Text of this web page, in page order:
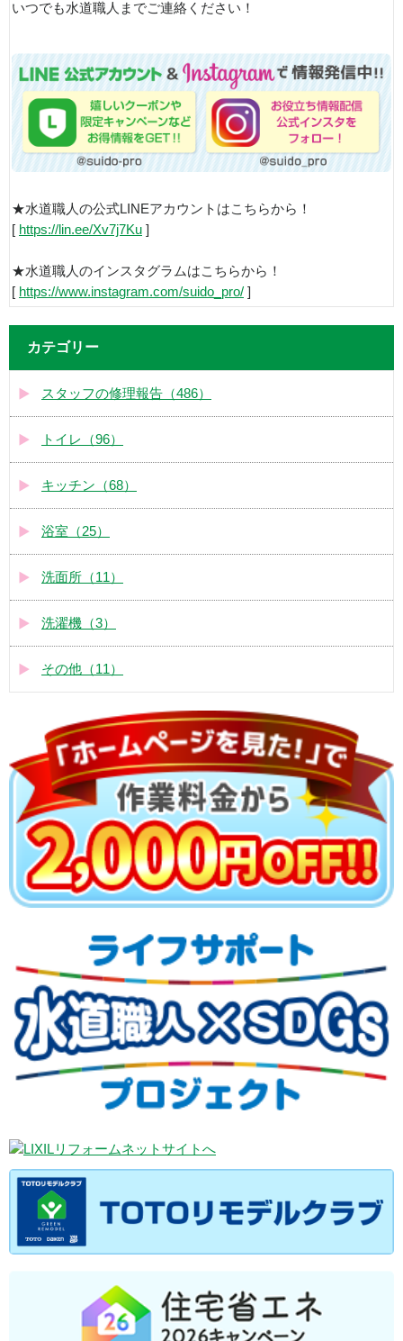
いつでも水道職人までご連絡ください！
★水道職人の公式LINEアカウントはこちらから！
[ https://lin.ee/Xv7j7Ku ]
★水道職人のインスタグラムはこちらから！
[ https://www.instagram.com/suido_pro/ ]
カテゴリー
スタッフの修理報告（486）
トイレ（96）
キッチン（68）
浴室（25）
洗面所（11）
洗濯機（3）
その他（11）